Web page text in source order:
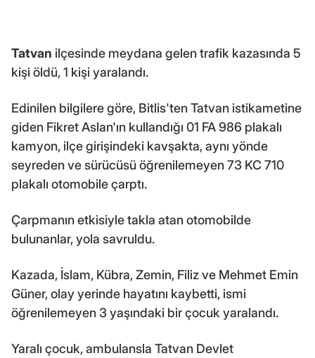
Tatvan ilçesinde meydana gelen trafik kazasında 5
kişi öldü, 1 kişi yaralandı.
Edinilen bilgilere göre, Bitlis'ten Tatvan istikametine
giden Fikret Aslan'ın kullandığı 01 FA 986 plakalı
kamyon, ilçe girişindeki kavşakta, aynı yönde
seyreden ve sürücüsü öğrenilemeyen 73 KC 710
plakalı otomobile çarptı.
Çarpmanın etkisiyle takla atan otomobilde
bulunanlar, yola savruldu.
Kazada, İslam, Kübra, Zemin, Filiz ve Mehmet Emin
Güner, olay yerinde hayatını kaybetti, ismi
öğrenilemeyen 3 yaşındaki bir çocuk yaralandı.
Yaralı çocuk, ambulansla Tatvan Devlet